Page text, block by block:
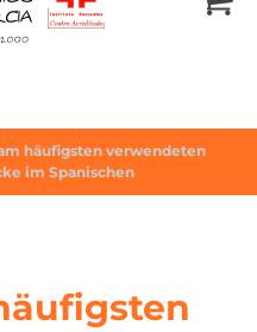
häufigsten verwendeten
im Spanischen